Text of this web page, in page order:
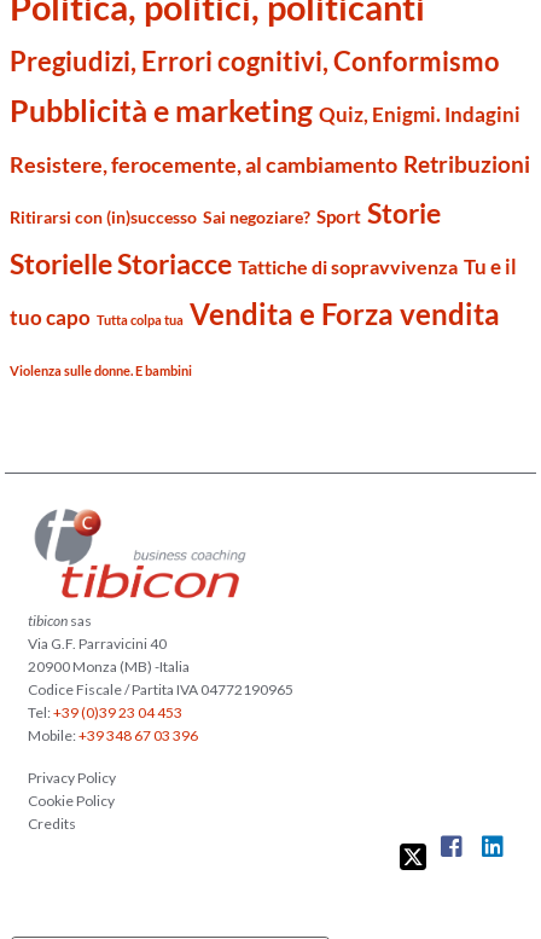
Pregiudizi, Errori cognitivi, Conformismo
Pubblicità e marketing Quiz, Enigmi. Indagini
Resistere, ferocemente, al cambiamento Retribuzioni
Ritirarsi con (in)successo Sai negoziare? Sport Storie
Storielle Storiacce Tattiche di sopravvivenza Tu e il
tuo capo Tutta colpa tua Vendita e Forza vendita
Violenza sulle donne. E bambini
tibicon sas
Via G.F. Parravicini 40
20900 Monza (MB) -Italia
Codice Fiscale / Partita IVA 04772190965
Tel:+39 (0)39 23 04 453
Mobile:+39 348 67 03 396
Privacy Policy
Cookie Policy
Credits